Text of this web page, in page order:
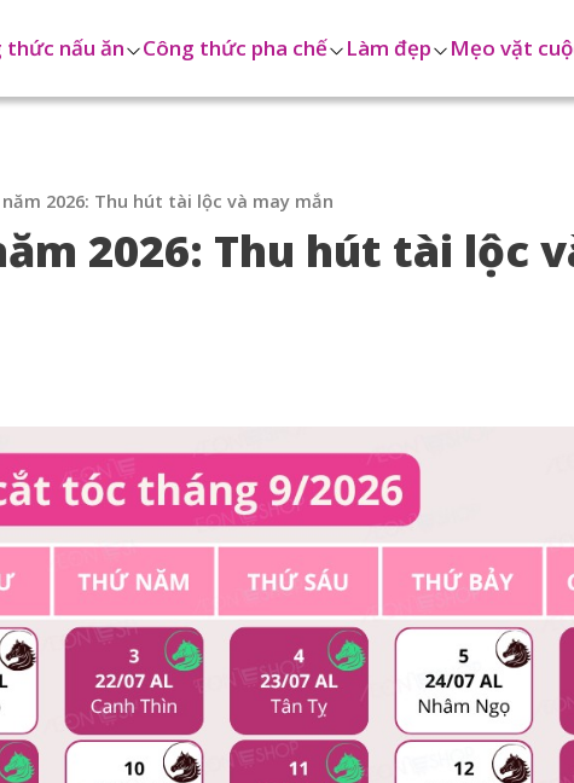
thức nấu ăn Công thức pha chế Làm đẹp Mẹo vặt
2026: Thu hút tài lộc và may mắn
2026: Thu hút tài lộc